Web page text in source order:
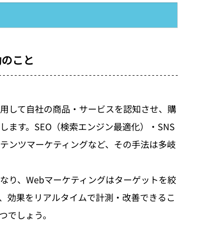
こと
して自社の商品・サービスを認知させ、購
ます。SEO（検索エンジン最適化）・SNS
ンツマーケティングなど、その手法は多岐
り、Webマーケティングはターゲットを絞
効果をリアルタイムで計測・改善できるこ
でしょう。